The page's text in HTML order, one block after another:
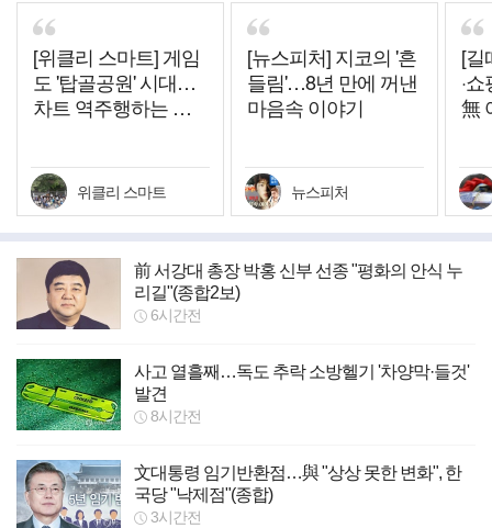
[위클리 스마트] 게임
도 '탑골공원' 시대…
차트 역주행하는 그
위클리 스마트
[뉴스피처] 지코의 '흔
들림'…8년 만에 꺼낸
마음속 이야기
뉴스피처
[길
·
無
前 서강대 총장 박홍 신부 선종 "평화의 안식 누
리길"(종합2보)
6시간전
사고 열흘째…독도 추락 소방헬기 '차양막·들것'
발견
8시간전
文대통령 임기반환점…與 "상상 못한 변화", 한
국당 "낙제점"(종합)
3시간전